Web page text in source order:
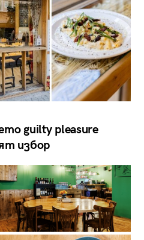
guilty pleasure
избор